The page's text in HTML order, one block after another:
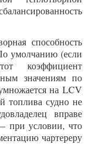
способность
умолчанию (если
коэффициент
значениям по
на LCV
топлива судно не
вправе
при условии, что
чартереру